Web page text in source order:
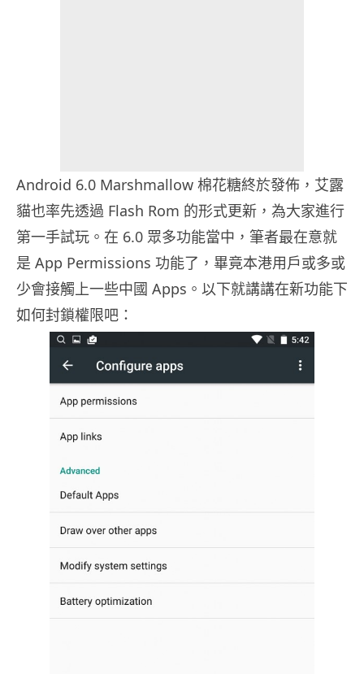
Android 6.0 Marshmallow 棉花糖終於發佈，艾露
貓也率先透過 Flash Rom 的形式更新，為大家進行
第一手試玩。在 6.0 眾多功能當中，筆者最在意就
是 App Permissions 功能了，畢竟本港用戶或多或
少會接觸上一些中國 Apps。以下就講講在新功能下
如何封鎖權限吧：